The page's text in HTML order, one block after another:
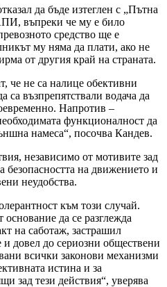
да бъде изтеглен с „Пътна
въпреки че му е било
средство ще е
му няма да плати, ако не
от другия край на страната.
че не са налице обективни
са възпрепятствали водача да
Напротив –
функционалност да
намеса“, посочва Кандев.
независимо от мотивите зад
безопасността на движението и
неудобства.
към този случай.
да се разглежда
на саботаж, застрашил
и довел до сериозни обществени
всички законови механизми
истина и за
зад тези действия“, уверява